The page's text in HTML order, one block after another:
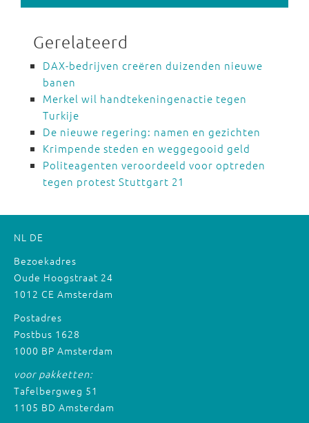
Gerelateerd
DAX-bedrijven creëren duizenden nieuwe
banen
Merkel wil handtekeningenactie tegen
Turkije
De nieuwe regering: namen en gezichten
Krimpende steden en weggegooid geld
Politeagenten veroordeeld voor optreden
tegen protest Stuttgart 21
NL DE
Bezoekadres
Oude Hoogstraat 24
1012 CE Amsterdam
Postadres
Postbus 1628
1000 BP Amsterdam
voor pakketten:
Tafelbergweg 51
1105 BD Amsterdam